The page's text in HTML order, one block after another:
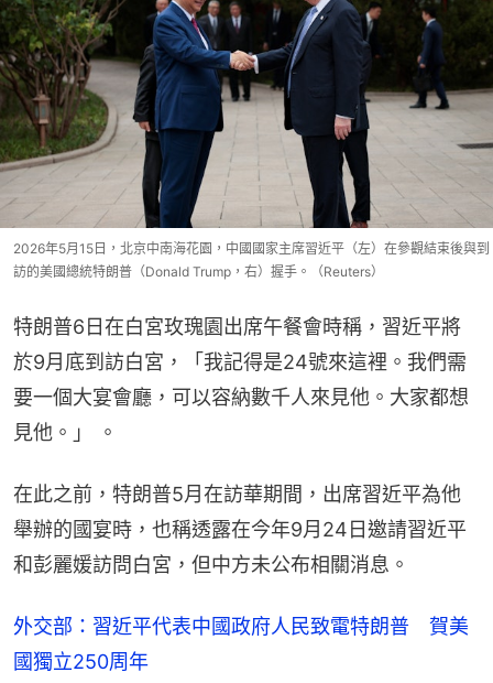
2026年5月15日，北京中南海花園，中國國家主席習近平（左）在參觀結束後與到
訪的美國總統特朗普（Donald Trump，右）握手。（Reuters）
特朗普6日在白宮玫瑰園出席午餐會時稱，習近平將
於9月底到訪白宮，「我記得是24號來這裡。我們需
要一個大宴會廳，可以容納數千人來見他。大家都想
見他。」 。
在此之前，特朗普5月在訪華期間，出席習近平為他
舉辦的國宴時，也稱透露在今年9月24日邀請習近平
和彭麗媛訪問白宮，但中方未公布相關消息。
外交部：習近平代表中國政府人民致電特朗普 賀美
國獨立250周年